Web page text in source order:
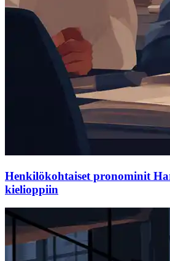
Henkilökohtaiset pronominit
kielioppiin